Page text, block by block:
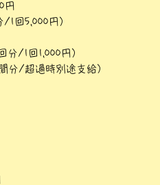
円
回5,000円）
/1回1,000円）
分/超過時別途支給）